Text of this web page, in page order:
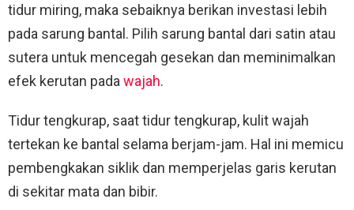
tidur miring, maka sebaiknya berikan investasi lebih
pada sarung bantal. Pilih sarung bantal dari satin atau
sutera untuk mencegah gesekan dan meminimalkan
efek kerutan padawajah.
Tidur tengkurap, saat tidur tengkurap, kulit wajah
tertekan ke bantal selama berjam-jam. Hal ini memicu
pembengkakan siklik dan memperjelas garis kerutan
di sekitar mata dan bibir.